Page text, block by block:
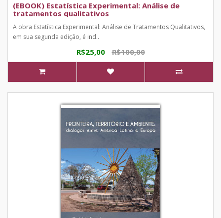
(EBOOK) Estatística Experimental: Análise de
tratamentos qualitativos
A obra Estatística Experimental: Análise de Tratamentos Qualitativos,
em sua segunda edição, é ind..
R$25,00 R$100,00